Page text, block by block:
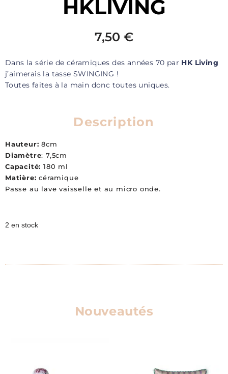
HKLIVING
7,50 €
Dans la série de céramiques des années 70 par HK Living
j’aimerais la tasse SWINGING !
Toutes faites à la main donc toutes uniques.
Description
Hauteur: 8cm
Diamètre: 7,5cm
Capacité: 180 ml
Matière: céramique
Passe au lave vaisselle et au micro onde.
2 en stock
Nouveautés